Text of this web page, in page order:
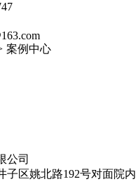
案例中心
公司
子区姚北路192号对面院内